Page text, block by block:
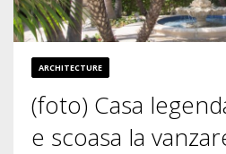
ARCHITECTURE
(foto) Casa
e scoasa la